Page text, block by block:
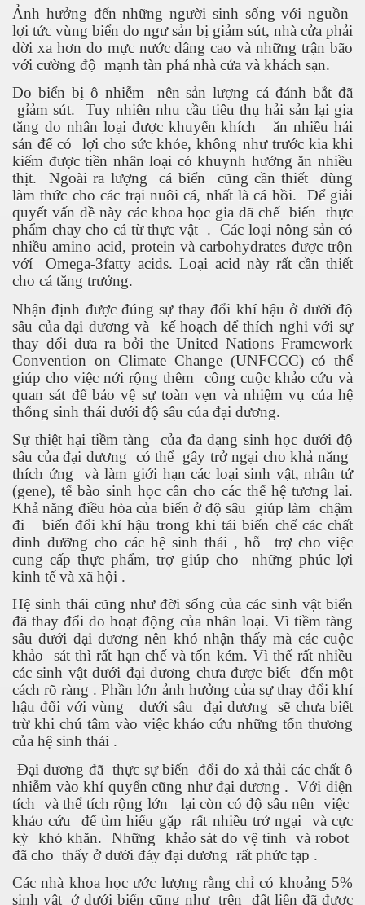
Ảnh hưởng đến những người sinh sống với nguồn
lợi tức vùng biển do ngư sản bị giảm sút, nhà cửa phải
dời xa hơn do mực nước dâng cao và những trận bão
với cường độ mạnh tàn phá nhà cửa và khách sạn.
Do biển bị ô nhiễm
nên sản lượng cá đánh bắt đã
gỉảm sút.
Tuy nhiên nhu cầu tiêu thụ hải sản lại gia
tăng do nhân loại được khuyến khích
ăn nhiều hải
sản để có
lợi cho sức khỏe, không như trước kia khi
kiếm được tiền nhân loại có khuynh hướng ăn nhiều
thịt.
Ngoài ra lượng cá biển cũng cần thiết
dùng
làm thức cho các trại nuôi cá, nhất là cá hồi.
Để giải
quyết vấn đề này các khoa học gia đã chế biến
thực
phẩm chay cho cá từ thực vật . Các loại nông sản có
nhiều amino acid, protein và carbohydrates được trộn
vớí
Omega-3fatty acids. Loại acid này rất cần thiết
cho cá tăng trưởng.
Nhận định được đúng sự thay đổi khí hậu ở dưới độ
sâu của đại dương và
kế hoạch để thích nghi với sự
thay đổi đưa ra bởi the United Nations Framework
Convention on Climate Change (UNFCCC) có thể
giúp cho việc nới rộng thêm
công cuộc khảo cứu và
quan sát để bảo vệ sự toàn vẹn và nhiệm vụ của hệ
thống sinh thái dưới độ sâu của đại dương.
Sự thiệt hại tiềm tàng
của đa dạng sinh học dưới độ
sâu của đại dương có thể gây trở ngại cho khả năng
thích ứng
và làm giới hạn các loại sinh vật, nhân tử
(gene), tế bào sinh học cần cho các thế hệ tương lai.
Khả năng điều hòa của biển ở độ sâu
giúp làm chậm
đi
biến đổi khí hậu trong khi tái biến chế các chất
dinh dưỡng cho các hệ sinh thái , hỗ
trợ cho việc
cung cấp thực phẩm, trợ giúp cho
những phúc lợi
kinh tế và xã hội .
Hệ sinh thái cũng như đời sống của các sinh vật biển
đã thay đổi do hoạt động của nhân loại. Vì tiềm tàng
sâu dưới đại dương nên khó nhận thấy mà các cuộc
khảo
sát thì rất hạn chế và tốn kém. Vì thế rất nhiều
các sinh vật dưới đại dương chưa được biết
đến một
cách rõ ràng . Phần lớn ảnh hưởng của sự thay đổi khí
hậu đối với vùng
dưới sâu đại dương
sẽ chưa biết
trừ khi chú tâm vào việc khảo cứu những tổn thương
của hệ sinh thái .
Đại dương đã thực sự biến đổi do xả thải các chất ô
nhiễm vào khí quyển cũng như đại dương . Với diện
tích và thể tích rộng lớn lại còn có độ sâu nên việc
khảo cứu
để tìm hiểu gặp rất nhiều trở ngại
và cực
kỳ khó khăn. Những khảo sát do vệ tinh và robot
đã cho thấy ở dưới đáy đại dương rất phức tạp .
Các nhà khoa học ước lượng rằng chỉ có khoảng 5%
sinh vật ở dưới biển cũng như trên đất liền đã được
ở Hoa Kỳ năm 2015
Văn Đạt
Mers-CoV
sức khỏe